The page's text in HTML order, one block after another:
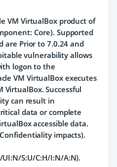
VM VirtualBox product of
Core). Supported
are Prior to 7.0.24 and
vulnerability allows
logon to the
VM VirtualBox executes
VirtualBox. Successful
can result in
data or complete
accessible data.
impacts).
UI:N/S:U/C:H/I:N/A:N).